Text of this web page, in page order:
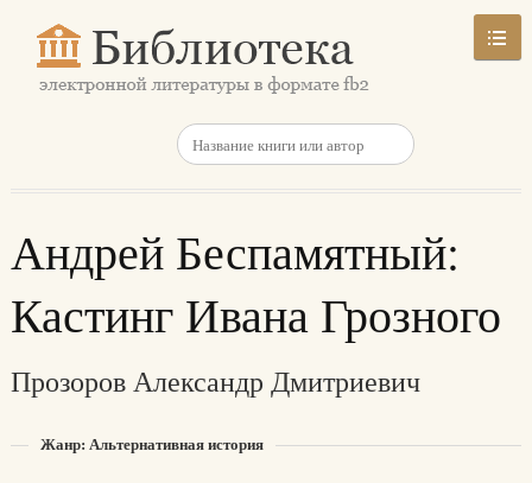
Андрей Беспамятный:
Кастинг Ивана Грозного
Прозоров Александр Дмитриевич
Жанр: Альтернативная история